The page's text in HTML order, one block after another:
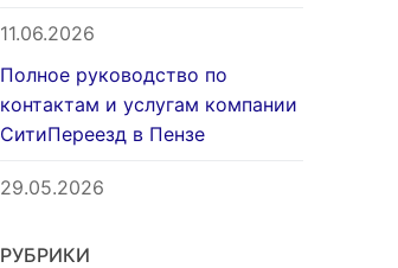
11.06.2026
Полное руководство по
контактам и услугам компании
СитиПереезд в Пензе
29.05.2026
РУБРИКИ